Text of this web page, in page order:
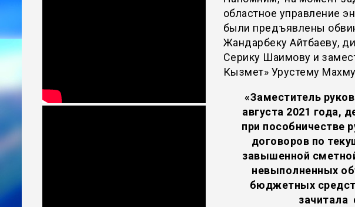
областное управление
были предъявлены
Жандарбеку Айтбаеву,
Серику Шаимову и
Кызмет» Урустему
«Заместитель
августа 2021 года,
при пособничестве
договоров по
завышенной
невыполненных
бюджетных
зачитала